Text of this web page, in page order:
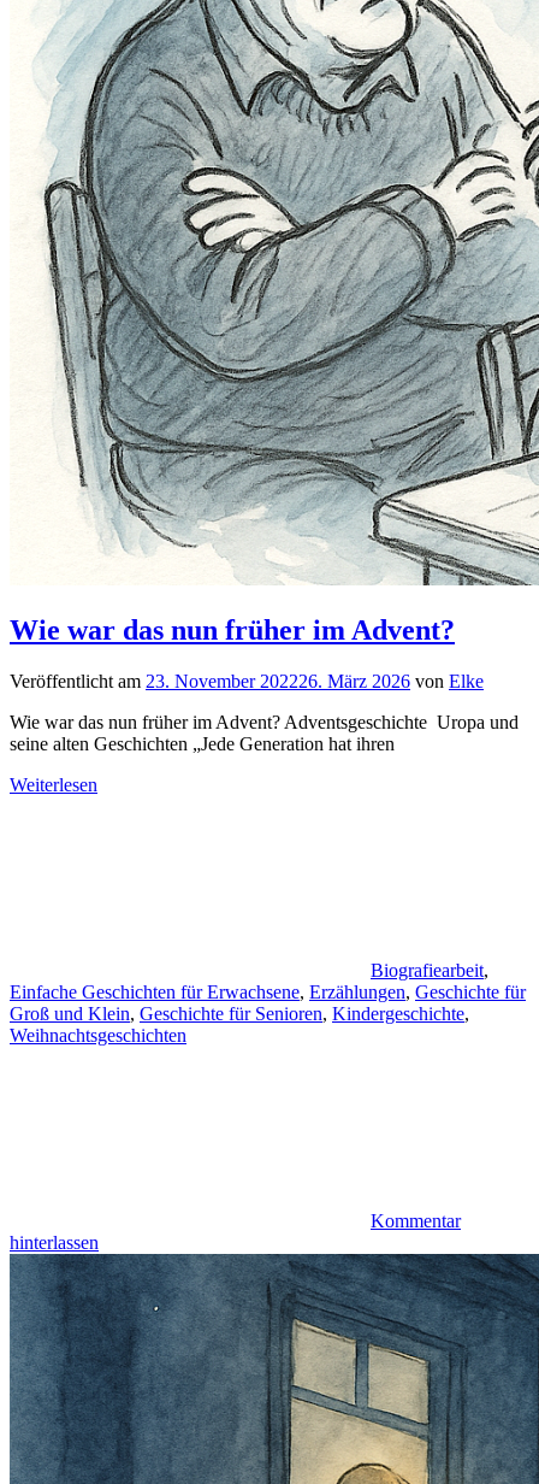
Wie war das nun früher im Advent?
Veröffentlicht am 23. November 202226. März 2026 von Elke
Wie war das nun früher im Advent? Adventsgeschichte Uropa und
seine alten Geschichten „Jede Generation hat ihren
Weiterlesen
Biografiearbeit,
Einfache Geschichten für Erwachsene, Erzählungen, Geschichte für
Groß und Klein, Geschichte für Senioren, Kindergeschichte,
Weihnachtsgeschichten
Kommentar
hinterlassen